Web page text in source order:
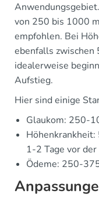
von 250 bis 1000
empfohlen. Bei
ebenfalls zwischen
idealerweise
Aufstieg.
Hier sind einige
Glaukom: 250-
1-2 Tage vor
Ödeme: 250-